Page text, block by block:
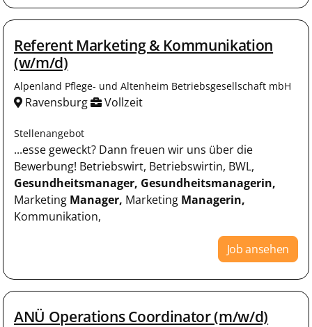
Referent Marketing & Kommunikation
(w/m/d)
Alpenland Pflege- und Altenheim Betriebsgesellschaft mbH
Ravensburg Vollzeit
Stellenangebot
...esse geweckt? Dann freuen wir uns über die
Bewerbung! Betriebswirt, Betriebswirtin, BWL,
Gesundheitsmanager, Gesundheitsmanagerin,
Marketing Manager, Marketing Managerin,
Kommunikation,
Job ansehen
ANÜ Operations Coordinator (m/w/d)